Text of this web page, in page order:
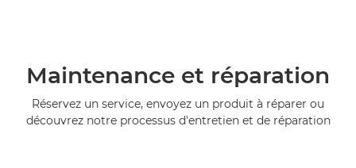
Maintenance et réparation
Réservez un service, envoyez un produit à réparer ou
découvrez notre processus d'entretien et de réparation